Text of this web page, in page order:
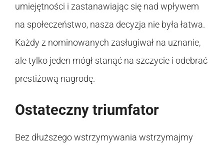
umiejętności i zastanawiając się nad wpływem
na społeczeństwo, nasza decyzja nie była łatwa.
Każdy z nominowanych zasługiwał na uznanie,
ale tylko jeden mógł stanąć na szczycie i odebrać
prestiżową nagrodę.
Ostateczny triumfator
Bez dłuższego wstrzymywania wstrzymajmy